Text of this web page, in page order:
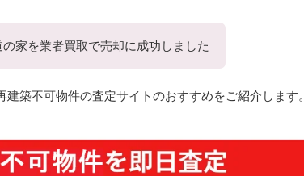
家を業者買取で売却に成功しました
築不可物件の査定サイトのおすすめをご紹介します。